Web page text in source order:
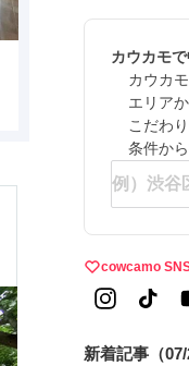
カウカモ
カウカ
エリア
こだわ
条件か
cowcamo
新着記事（07/